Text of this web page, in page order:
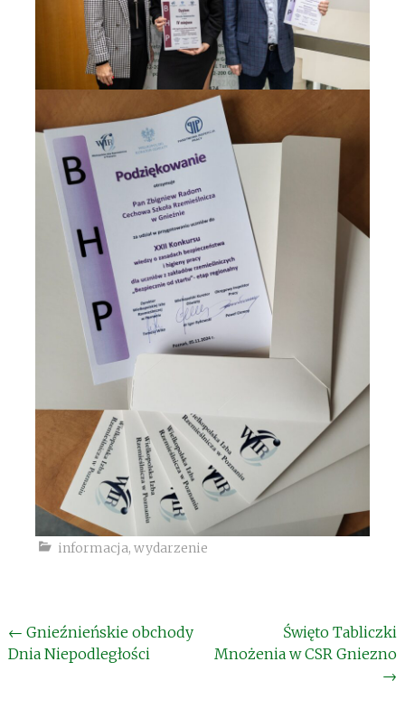
informacja, wydarzenie
Post
navigation
← Gnieźnieńskie obchody
Dnia Niepodległości
Święto Tabliczki
Mnożenia w CSR Gniezno
→